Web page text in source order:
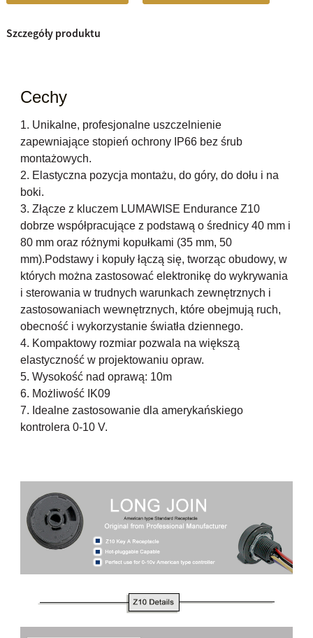
Szczegóły produktu
Cechy
1. Unikalne, profesjonalne uszczelnienie
zapewniające stopień ochrony IP66 bez śrub
montażowych.
2. Elastyczna pozycja montażu, do góry, do dołu i na
boki.
3. Złącze z kluczem LUMAWISE Endurance Z10
dobrze współpracujące z podstawą o średnicy 40 mm i
80 mm oraz różnymi kopułkami (35 mm, 50
mm).Podstawy i kopuły łączą się, tworząc obudowy, w
których można zastosować elektronikę do wykrywania
i sterowania w trudnych warunkach zewnętrznych i
zastosowaniach wewnętrznych, które obejmują ruch,
obecność i wykorzystanie światła dziennego.
4. Kompaktowy rozmiar pozwala na większą
elastyczność w projektowaniu opraw.
5. Wysokość nad oprawą: 10m
6. Możliwość IK09
7. Idealne zastosowanie dla amerykańskiego
kontrolera 0-10 V.